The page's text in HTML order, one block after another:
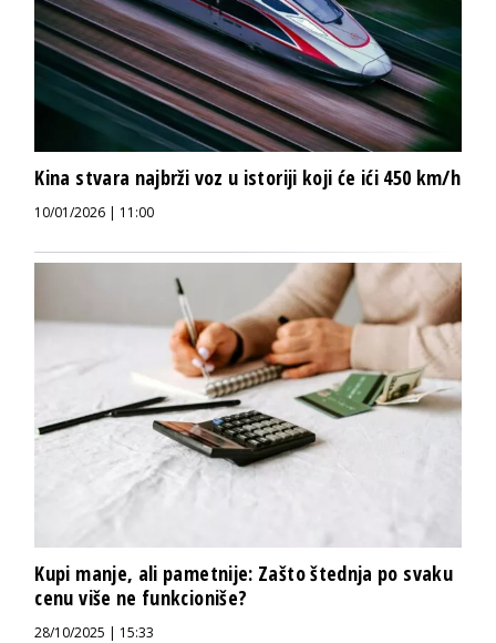
Kina stvara najbrži voz u istoriji koji će ići 450 km/h
10/01/2026 | 11:00
Kupi manje, ali pametnije: Zašto štednja po svaku
cenu više ne funkcioniše?
28/10/2025 | 15:33